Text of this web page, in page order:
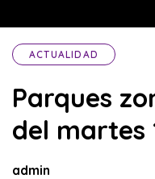
ACTUALIDAD
Parques
del martes
admin